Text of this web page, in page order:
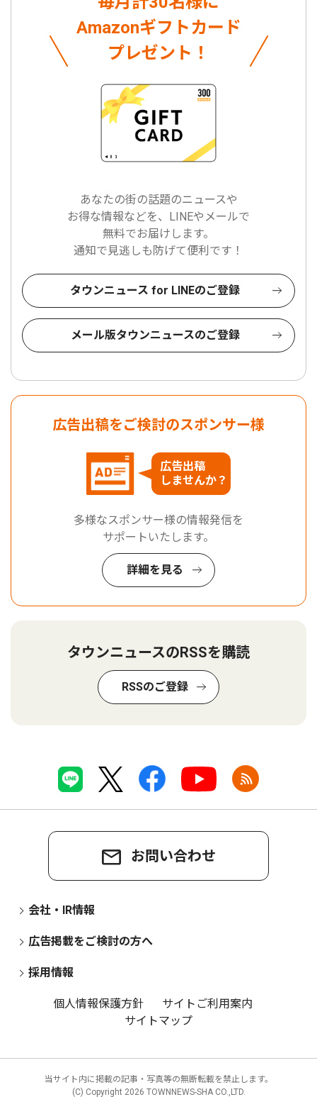
Amazonギフトカード
プレゼント！
あなたの街の話題のニュースや
お得な情報などを、LINEやメールで
無料でお届けします。
通知で見逃しも防げて便利です！
タウンニュース for LINEのご登録
メール版タウンニュースのご登録
広告出稿をご検討のスポンサー様
広告出稿
しませんか？
多様なスポンサー様の情報発信を
サポートいたします。
詳細を見る
タウンニュースのRSSを購読
RSSのご登録
お問い合わせ
会社・IR情報
広告掲載をご検討の方へ
採用情報
個人情報保護方針
サイトご利用案内
サイトマップ
当サイト内に掲載の記事・写真等の無断転載を禁止します。
(C) Copyright 2026 TOWNNEWS-SHA CO.,LTD.